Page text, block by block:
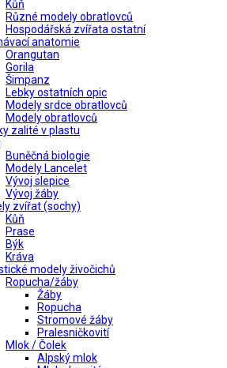
Kůň
Různé modely obratlovců
Hospodářská zvířata ostatní
anatomie
Orangutan
Gorila
Šimpanz
Lebky ostatních opic
Modely srdce obratlovců
Modely obratlovců
zalité v plastu
Buněčná biologie
Modely Lancelet
Vývoj slepice
Vývoj žáby
zvířat (sochy)
Kůň
Prase
Býk
Kráva
modely živočichů
Ropucha/žáby
Žáby
Ropucha
Stromové žáby
Pralesničkovití
Mlok / Čolek
Alpský mlok